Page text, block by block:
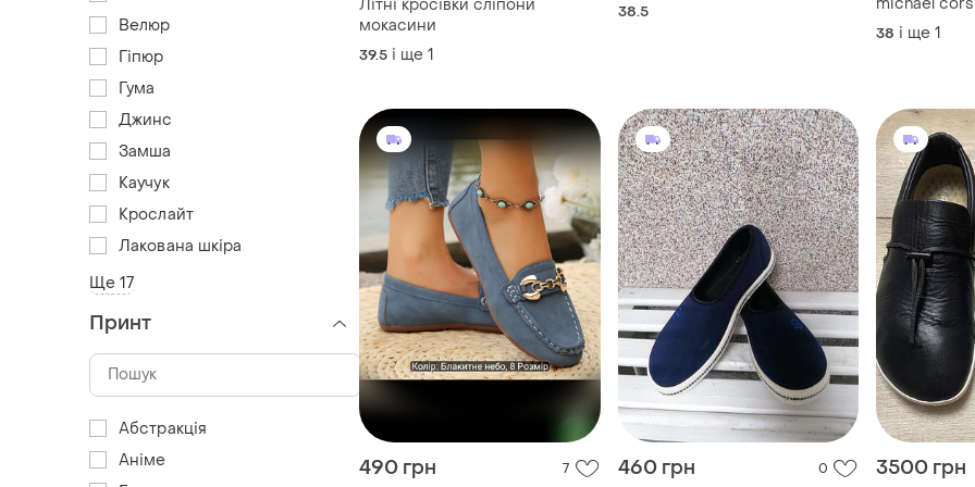
Літні кросівки сліпони
мокасини
39.5 і ще 1
38.5
38 і ще 1
490 грн 7 460 грн 0 3500 грн
Велюр
Гіпюр
Гума
Джинс
Замша
Каучук
Крослайт
Лакована шкіра
Ще 17
Принт
Абстракція
Аніме